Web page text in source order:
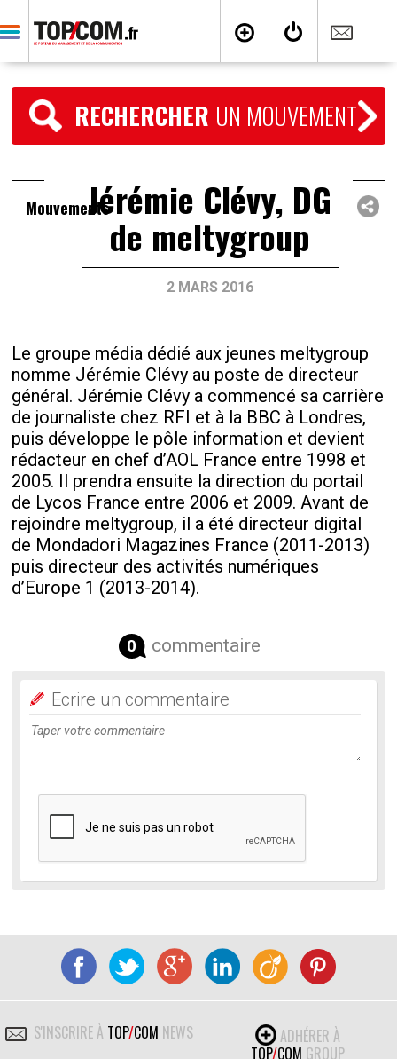
RECHERCHER UN MOUVEMENT
MouvementsJérémie Clévy, DG
de meltygroup
2 MARS 2016
Le groupe média dédié aux jeunes meltygroup
nomme Jérémie Clévy au poste de directeur
général. Jérémie Clévy a commencé sa carrière
de journaliste chez RFI et à la BBC à Londres,
puis développe le pôle information et devient
rédacteur en chef d’AOL France entre 1998 et
2005. Il prendra ensuite la direction du portail
de Lycos France entre 2006 et 2009. Avant de
rejoindre meltygroup, il a été directeur digital
de Mondadori Magazines France (2011-2013)
puis directeur des activités numériques
d’Europe 1 (2013-2014).
0 commentaire
Ecrire un commentaire
S'INSCRIRE À TOP/COM NEWS
ADHÉRER À
TOP/COM GROUP